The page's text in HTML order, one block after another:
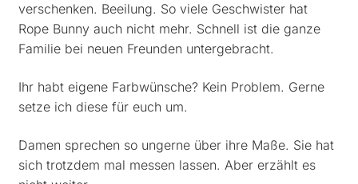
verschenken. Beeilung. So viele Geschwister hat
Rope Bunny auch nicht mehr. Schnell ist die ganze
Familie bei neuen Freunden untergebracht.
Ihr habt eigene Farbwünsche? Kein Problem. Gerne
setze ich diese für euch um.
Damen sprechen so ungerne über ihre Maße. Sie hat
sich trotzdem mal messen lassen. Aber erzählt es